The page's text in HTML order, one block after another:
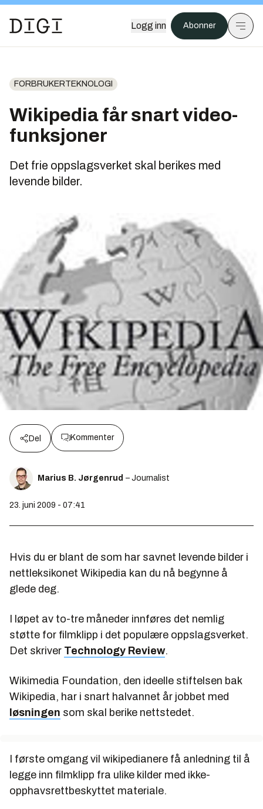
Logg inn Abonner
FORBRUKERTEKNOLOGI
Wikipedia får snart video-
funksjoner
Det frie oppslagsverket skal berikes med
levende bilder.
Del Kommenter
Marius B. Jørgenrud – Journalist
23. juni 2009 - 07:41
Hvis du er blant de som har savnet levende bilder i
nettleksikonet Wikipedia kan du nå begynne å
glede deg.
I løpet av to-tre måneder innføres det nemlig
støtte for filmklipp i det populære oppslagsverket.
Det skriver Technology Review.
Wikimedia Foundation, den ideelle stiftelsen bak
Wikipedia, har i snart halvannet år jobbet med
løsningen som skal berike nettstedet.
I første omgang vil wikipedianere få anledning til å
legge inn filmklipp fra ulike kilder med ikke-
opphavsrettbeskyttet materiale.